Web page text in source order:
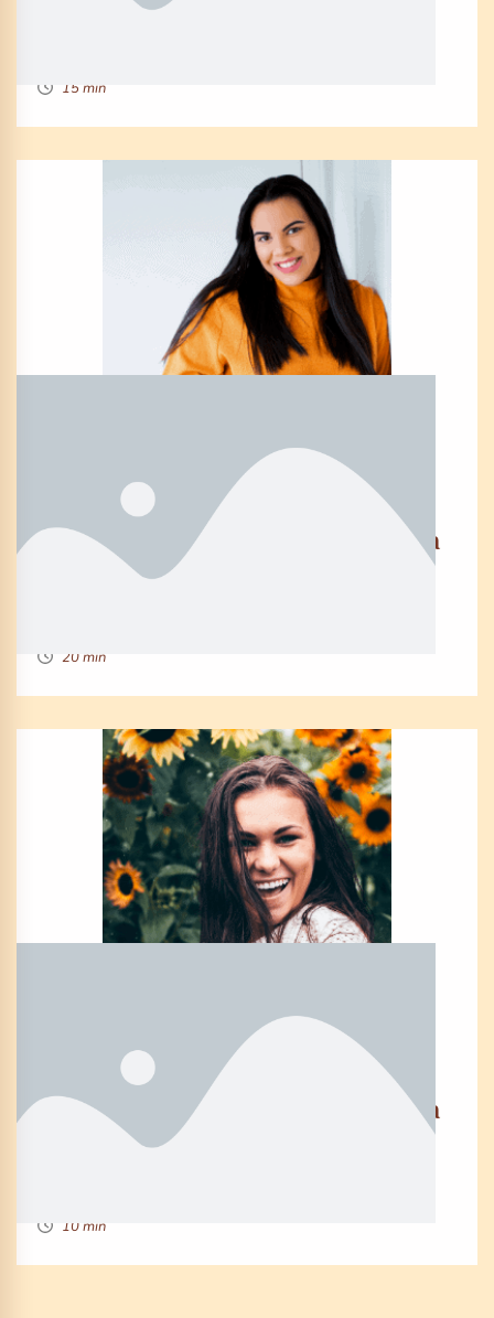
15 min
EPOS0DE 52
The 3 systems you need to create a
6-Figure Online Course
20 min
EPOS0DE 52
The 3 systems you need to create a
6-Figure Online Course
10 min